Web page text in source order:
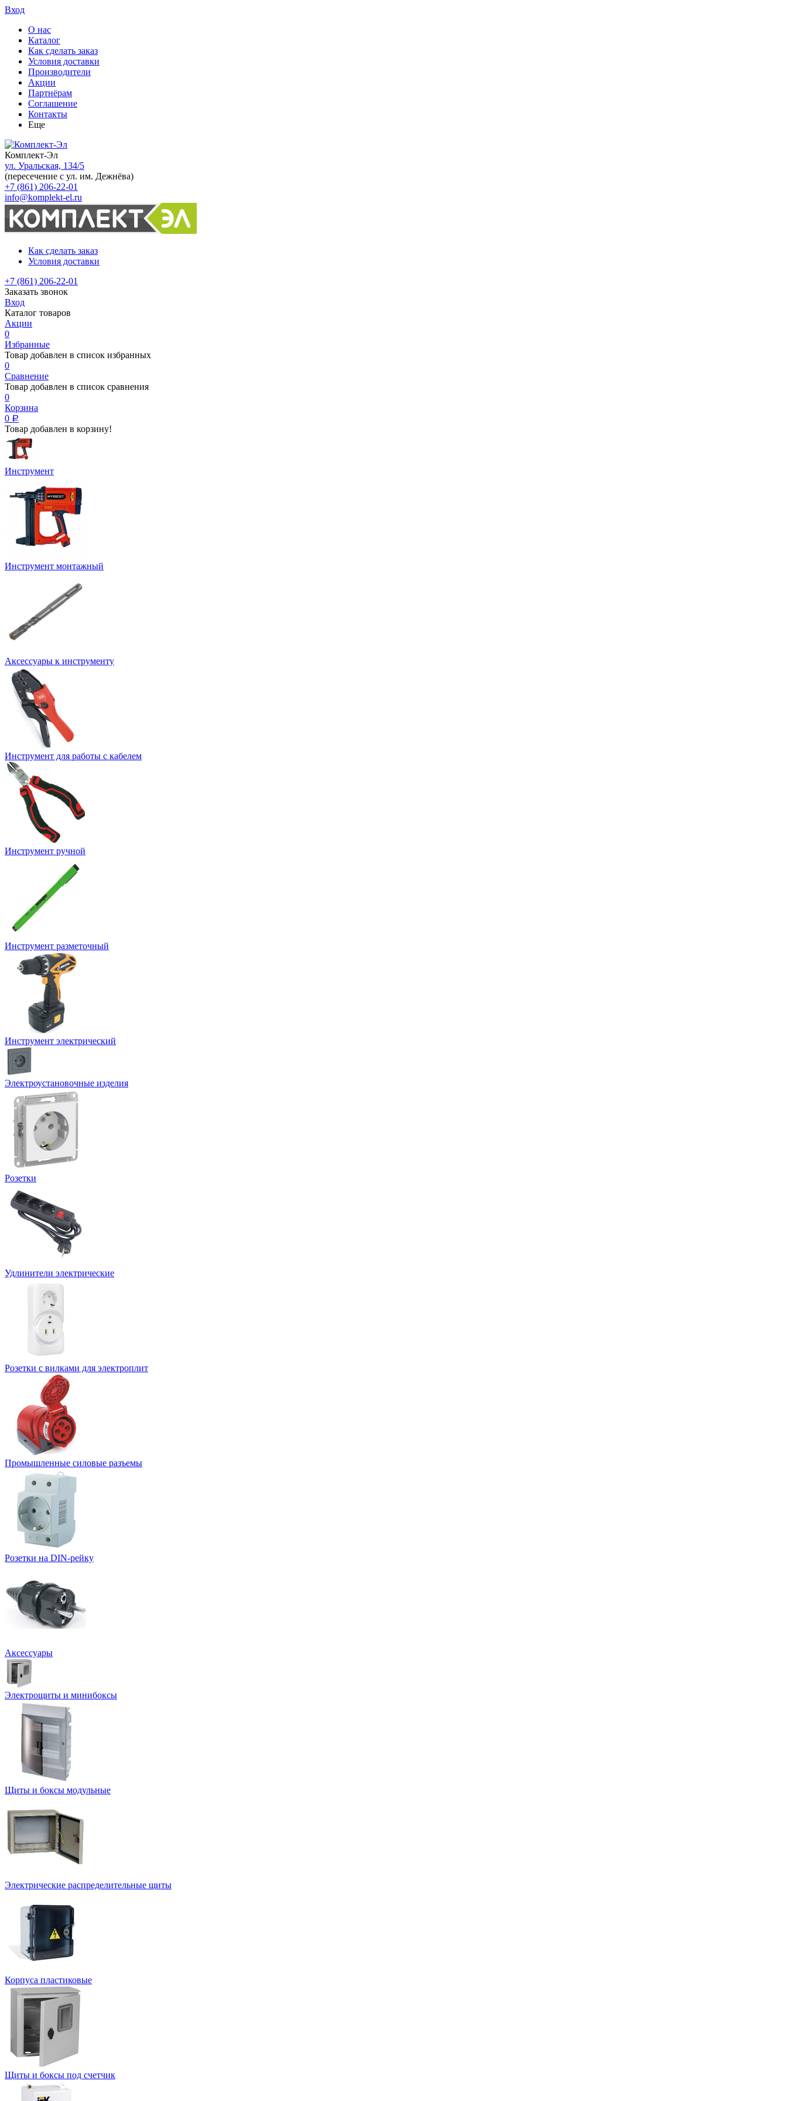
Вход
О нас
Каталог
Как сделать заказ
Условия доставки
Производители
Акции
Партнёрам
Соглашение
Контакты
Еще
Комплект-Эл
ул. Уральская, 134/5
(пересечение с ул. им. Дежнёва)
+7 (861) 206-22-01
info@komplekt-el.ru
Как сделать заказ
Условия доставки
+7 (861) 206-22-01
Заказать звонок
Вход
Каталог товаров
Акции
0
Избранные
Товар добавлен в список избранных
0
Сравнение
Товар добавлен в список сравнения
0
Корзина
0 Р
Товар добавлен в корзину!
Инструмент
Инструмент монтажный
Аксессуары к инструменту
Инструмент для работы с кабелем
Инструмент ручной
Инструмент разметочный
Инструмент электрический
Электроустановочные изделия
Розетки
Удлинители электрические
Розетки с вилками для электроплит
Промышленные силовые разъемы
Розетки на DIN-рейку
Аксессуары
Электрощиты и минибоксы
Щиты и боксы модульные
Электрические распределительные щиты
Корпуса пластиковые
Щиты и боксы под счетчик